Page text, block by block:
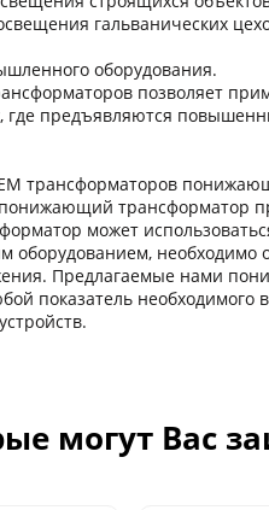
гальванических
оборудования.
позволяет
где предъявляются
трансформаторов
трансформатор
может
оборудованием, необходимо
Предлагаемые нами
показатель необходимого
могут Вас